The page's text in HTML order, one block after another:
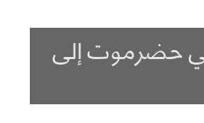
حضرموت إلى